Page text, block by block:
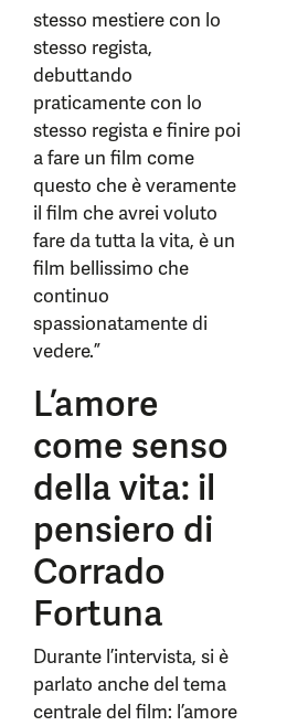
stesso mestiere con lo
stesso regista,
debuttando
praticamente con lo
stesso regista e finire poi
a fare un film come
questo che è veramente
il film che avrei voluto
fare da tutta la vita, è un
film bellissimo che
continuo
spassionatamente di
vedere.”
L’amore
come senso
della vita: il
pensiero di
Corrado
Fortuna
Durante l’intervista, si è
parlato anche del tema
centrale del film: l’amore